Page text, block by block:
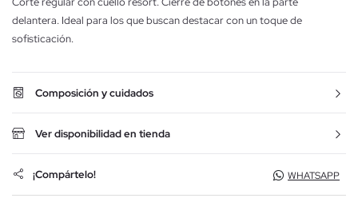
delantera. Ideal para los que buscan destacar con un toque de
sofisticación.
Composición y cuidados
Ver disponibilidad en tienda
¡Compártelo! WHATSAPP